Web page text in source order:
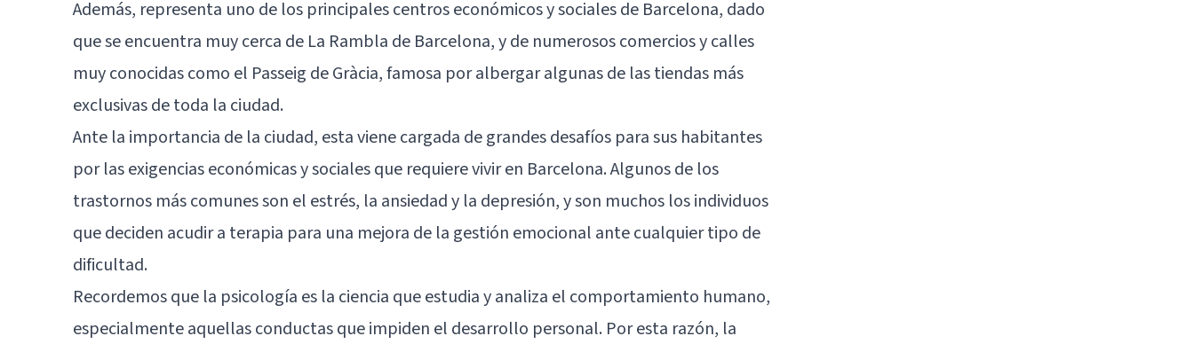
Además, representa uno de los principales centros económicos y sociales de Barcelona, dado
que se encuentra muy cerca de La Rambla de Barcelona, y de numerosos comercios y calles
muy conocidas como el Passeig de Gràcia, famosa por albergar algunas de las tiendas más
exclusivas de toda la ciudad.
Ante la importancia de la ciudad, esta viene cargada de grandes desafíos para sus habitantes
por las exigencias económicas y sociales que requiere vivir en Barcelona. Algunos de los
trastornos más comunes son el estrés, la ansiedad y la depresión, y son muchos los individuos
que deciden acudir a terapia para una mejora de la gestión emocional ante cualquier tipo de
dificultad.
Recordemos que la psicología es la ciencia que estudia y analiza el comportamiento humano,
especialmente aquellas conductas que impiden el desarrollo personal. Por esta razón, la